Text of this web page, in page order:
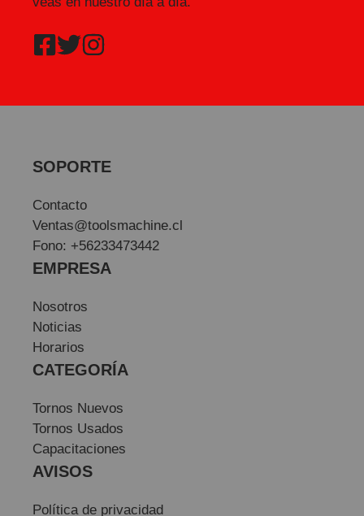
SOPORTE
Contacto
Ventas@toolsmachine.cl
Fono: +56233473442
EMPRESA
Nosotros
Noticias
Horarios
CATEGORÍA
Tornos Nuevos
Tornos Usados
Capacitaciones
AVISOS
Política de privacidad